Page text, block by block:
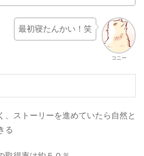
コニー
最初寝たんかい！笑
、ストーリーを進めていたら自然と
る